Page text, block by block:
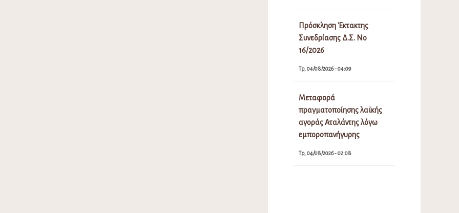
Πρόσκληση Έκτακτης
Συνεδρίασης Δ.Σ. Νο
16/2026
Τρ, 04/08/2026 - 04:09
Μεταφορά
πραγματοποίησης λαϊκής
αγοράς Αταλάντης λόγω
εμποροπανήγυρης
Τρ, 04/08/2026 - 02:08